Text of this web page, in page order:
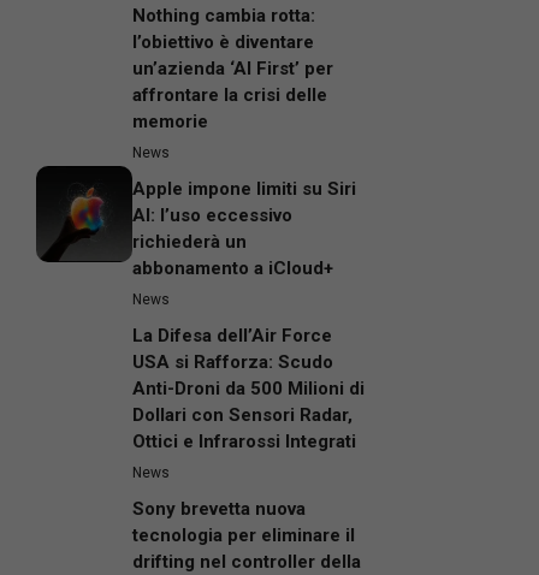
Nothing cambia rotta:
l’obiettivo è diventare
un’azienda ‘AI First’ per
affrontare la crisi delle
memorie
News
Apple impone limiti su Siri
AI: l’uso eccessivo
richiederà un
abbonamento a iCloud+
News
La Difesa dell’Air Force
USA si Rafforza: Scudo
Anti-Droni da 500 Milioni di
Dollari con Sensori Radar,
Ottici e Infrarossi Integrati
News
Sony brevetta nuova
tecnologia per eliminare il
drifting nel controller della